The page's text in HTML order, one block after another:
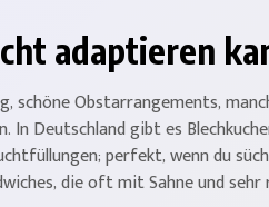
adaptieren
schöne Obstarrangements,
Deutschland gibt es
perfekt, wenn du
die oft mit Sahne und